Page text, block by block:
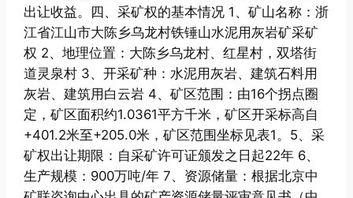
出让收益。四、采矿权的基本情况 1、矿山名称：浙
江省江山市大陈乡乌龙村铁锤山水泥用灰岩矿采矿
权 2、地理位置：大陈乡乌龙村、红星村，双塔街
道灵泉村 3、开采矿种：水泥用灰岩、建筑石料用
灰岩、建筑用白云岩 4、矿区范围：由16个拐点圈
定，矿区面积约1.0361平方千米，矿区开采标高自
+401.2米至+205.0米，矿区范围坐标见表1。5、采
矿权出让期限：自采矿许可证颁发之日起22年 6、
生产规模：900万吨/年 7、资源储量：根据北京中